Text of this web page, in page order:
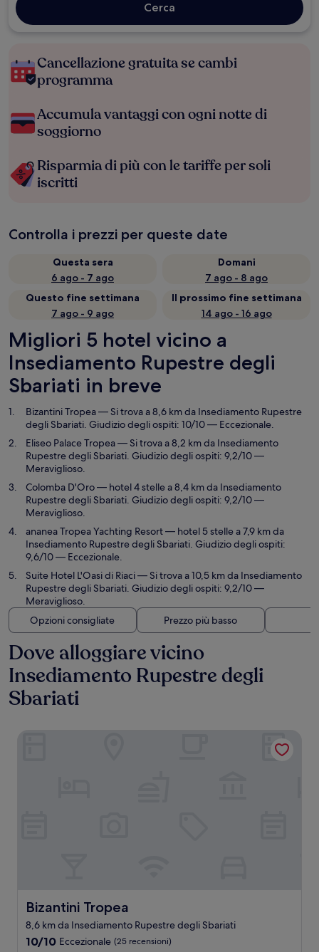
Cerca
Cancellazione gratuita se cambi
programma
Accumula vantaggi con ogni notte di
soggiorno
Risparmia di più con le tariffe per soli
iscritti
Controlla i prezzi per queste date
Questa sera
6 ago - 7 ago
Domani
7 ago - 8 ago
Questo fine settimana
7 ago - 9 ago
Il prossimo fine settimana
14 ago - 16 ago
Migliori 5 hotel vicino a
Insediamento Rupestre degli
Sbariati in breve
Bizantini Tropea— Si trova a 8,6 km da Insediamento Rupestre
degli Sbariati. Giudizio degli ospiti: 10/10 — Eccezionale.
Eliseo Palace Tropea— Si trova a 8,2 km da Insediamento
Rupestre degli Sbariati. Giudizio degli ospiti: 9,2/10 —
Meraviglioso.
Colomba D'Oro— hotel 4 stelle a 8,4 km da Insediamento
Rupestre degli Sbariati. Giudizio degli ospiti: 9,2/10 —
Meraviglioso.
ananea Tropea Yachting Resort— hotel 5 stelle a 7,9 km da
Insediamento Rupestre degli Sbariati. Giudizio degli ospiti:
9,6/10 — Eccezionale.
Suite Hotel L'Oasi di Riaci— Si trova a 10,5 km da Insediamento
Rupestre degli Sbariati. Giudizio degli ospiti: 9,2/10 —
Meraviglioso.
Opzioni consigliate
Prezzo più basso
Dove alloggiare vicino
Insediamento Rupestre degli
Sbariati
Bizantini Tropea
Bizantini Tropea
8,6 km da Insediamento Rupestre degli Sbariati
10.0
10/10 Eccezionale (25 recensioni)